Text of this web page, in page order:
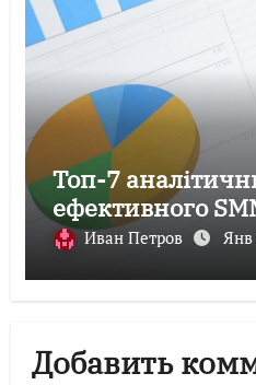
Топ-7
ефективного
Иван Петров Янв
Добавить